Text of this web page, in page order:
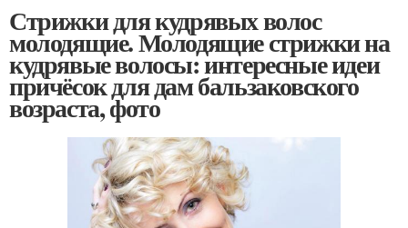
Стрижки для кудрявых волос
молодящие. Молодящие стрижки на
кудрявые волосы: интересные идеи
причёсок для дам бальзаковского
возраста, фото